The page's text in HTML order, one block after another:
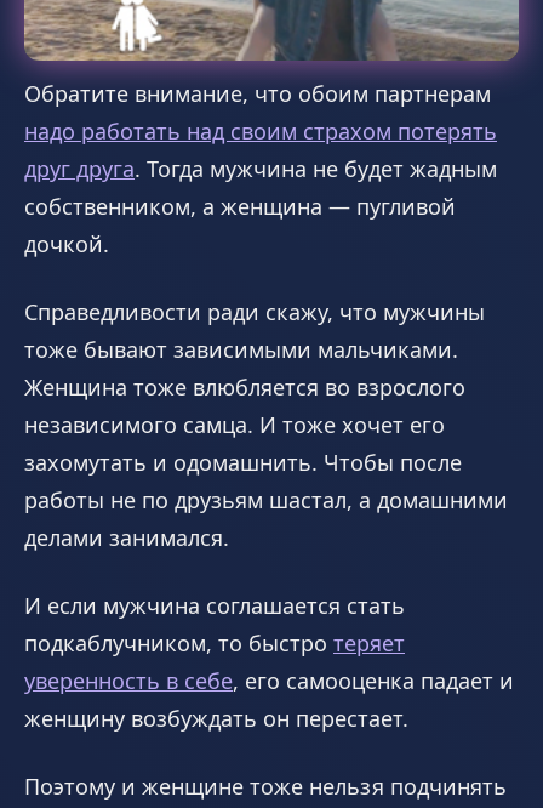
Обратите внимание, что обоим партнерам
надо работать над своим страхом потерять
друг друга. Тогда мужчина не будет жадным
собственником, а женщина — пугливой
дочкой.
Справедливости ради скажу, что мужчины
тоже бывают зависимыми мальчиками.
Женщина тоже влюбляется во взрослого
независимого самца. И тоже хочет его
захомутать и одомашнить. Чтобы после
работы не по друзьям шастал, а домашними
делами занимался.
И если мужчина соглашается стать
подкаблучником, то быстро теряет
уверенность в себе, его самооценка падает и
женщину возбуждать он перестает.
Поэтому и женщине тоже нельзя подчинять